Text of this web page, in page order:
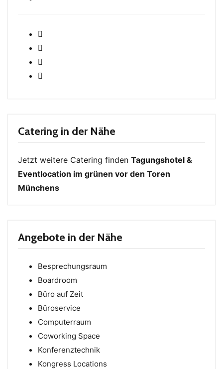
Catering in der Nähe
Jetzt weitere Catering finden Tagungshotel &
Eventlocation im grünen vor den Toren
Münchens
Angebote in der Nähe
Besprechungsraum
Boardroom
Büro auf Zeit
Büroservice
Computerraum
Coworking Space
Konferenztechnik
Kongress Locations